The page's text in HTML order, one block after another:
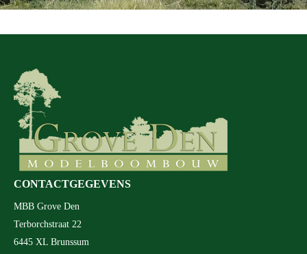
CONTACTGEGEVENS
MBB Grove Den
Terborchstraat 22
6445 XL Brunssum